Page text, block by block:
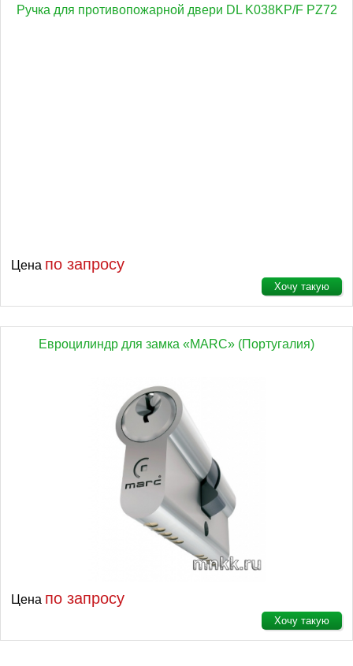
Ручка для противопожарной двери DL K038KP/F PZ72
Цена по запросу
Хочу такую
Евроцилиндр для замка «MARC» (Португалия)
Цена по запросу
Хочу такую